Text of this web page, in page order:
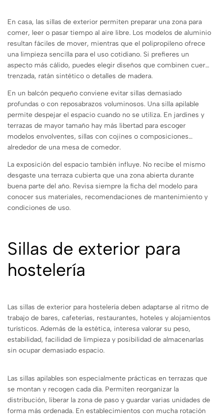
En casa, las sillas de exterior permiten preparar una zona para
comer, leer o pasar tiempo al aire libre. Los modelos de aluminio
resultan fáciles de mover, mientras que el polipropileno ofrece
una limpieza sencilla para el uso cotidiano. Si prefieres un
aspecto más cálido, puedes elegir diseños que combinen cuerda
trenzada, ratán sintético o detalles de madera.
En un balcón pequeño conviene evitar sillas demasiado
profundas o con reposabrazos voluminosos. Una silla apilable
permite despejar el espacio cuando no se utiliza. En jardines y
terrazas de mayor tamaño hay más libertad para escoger
modelos envolventes, sillas con cojines o composiciones
alrededor de una mesa de comedor.
La exposición del espacio también influye. No recibe el mismo
desgaste una terraza cubierta que una zona abierta durante
buena parte del año. Revisa siempre la ficha del modelo para
conocer sus materiales, recomendaciones de mantenimiento y
condiciones de uso.
Sillas de exterior para
hostelería
Las sillas de exterior para hostelería deben adaptarse al ritmo de
trabajo de bares, cafeterías, restaurantes, hoteles y alojamientos
turísticos. Además de la estética, interesa valorar su peso,
estabilidad, facilidad de limpieza y posibilidad de almacenarlas
sin ocupar demasiado espacio.
Las sillas apilables son especialmente prácticas en terrazas que
se montan y recogen cada día. Permiten reorganizar la
distribución, liberar la zona de paso y guardar varias unidades de
forma más ordenada. En establecimientos con mucha rotación